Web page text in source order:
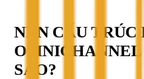
NÊN CẤU
OMNICHANNEL
SAO?